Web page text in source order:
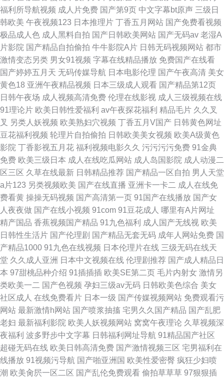
福利所导航视频 成人片免费 国产第9页 中文字幕bt原声 三级日
韩欧美 午夜视频123 日本推理片 丁香五月网站 国产免费看视频
极品成人色 成人黑料自拍 国产日韩欧美网站 国产无码av 老湿A
片影院 国产精品自拍偷拍 牛牛影院A片 日韩无码视频网站 都市
激情变态另类 男女91视频 字幕在线精品播放 免费国产在线看
国产婷婷五月天 无码传媒导航 日本电影伦理 国产午夜高清 美女
黄色18 亚洲午夜精品视频 日本三级成人观看 国产精品第12页
日韩午夜场 成人视频高清免费 伦理在线影视 成人三级视频在线
91理论片 欧美日韩性爱福利 av午夜探花福利 精品毛片 久久叉
叉 另类人妖视频 欧美熟妇穴视频 丁香五月V国产 日韩黄色网址
豆花福利视频 轮理片自拍偷拍 日韩欧美美女视频 欧美A级黄色
影院 丁香影视五月花 福利视频电影久久 污污污污免费 91金典
免费 欧美三级日本 成人在线吃瓜网站 成人岛国影院 成人动漫二
区三区 久草在线最新 日韩精品推荐 国产精品一区自拍 男人天堂
a片123 另类视频欧美 国产在线直播 亚洲卡一卡二 成人在线免
费看黄 操操无码视频 国产高清第一页 91国产在线播放 国产女
人夜夜做 国产在线小视频 91com 91豆花成人 哪里有A片网址
精产国品 香蕉视频国产精品 91九色福利 成人国产无线视 欧美
日韩性生活片 国产伦理剧 国产精品无套无码 成年人网站免费 国
产精品1000 91九色在线视频 日本伦理片在线 三级无码在线天
堂 久久成人亚洲 日本中文视频在线 伦理剧推荐 国产成人精品日
本 97甜桃品种介绍 91插插插 欧美SE第二页 毛片内射女 激情另
类欧美一二 国产色视频 孕妇三级av无码 日韩欧美色综合 美女
社区成人 在线免费看片 日本一级 国产传媒视频网站 免费观看污
网站 最新激情h网站 国产喷浆抽搐 宅男久久国产精品 国产乱肥
老妇 最新福利影院 欧美人妖视频网站 窝窝午夜理论 久草视频深
夜福利 波多野步中文字幕 日韩福利网址导航 91精品国产社区
超碰无码在线 欧美日韩高清免费 国产激情视频三区 宅男福利在
线播放 91视频污导航 国产啪亚洲国 欧美性爱密臀 疯狂少妇喷
潮 欧美肏屄一区二区 国产乱伦免费观看 偷拍草草草 97狠狠插